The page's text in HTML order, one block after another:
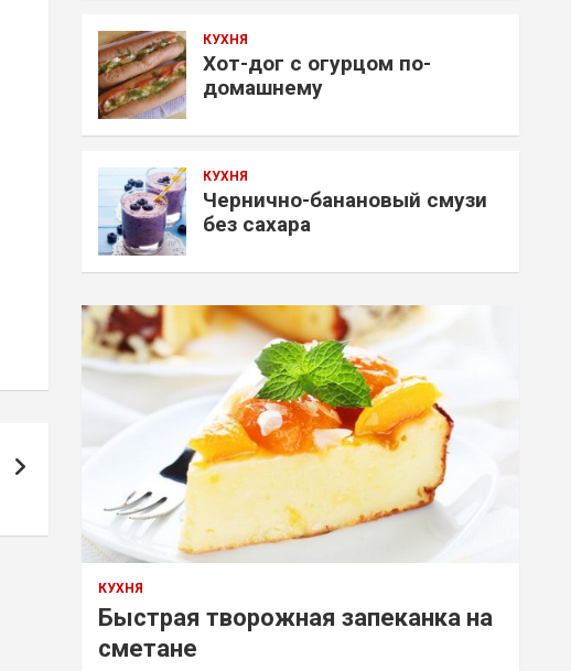
КУХНЯ
Хот-дог с огурцом по-
домашнему
КУХНЯ
Чернично-банановый смузи
без сахара
КУХНЯ
Быстрая творожная запеканка на
сметане